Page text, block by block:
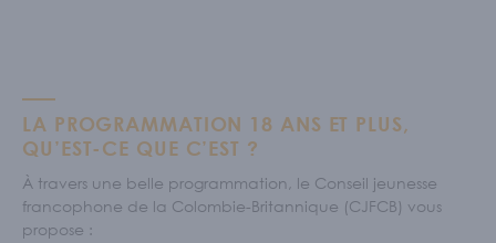
LA PROGRAMMATION 18 ANS ET PLUS,
QU’EST-CE QUE C’EST ?
À travers une belle programmation, le Conseil jeunesse
francophone de la Colombie-Britannique (CJFCB) vous
propose :